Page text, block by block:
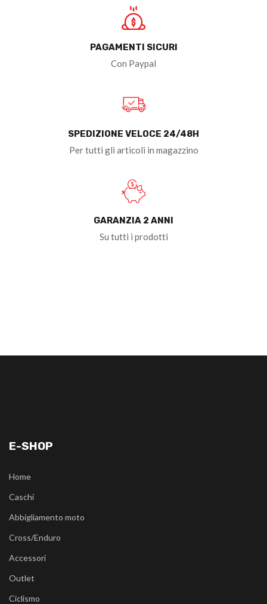
PAGAMENTI SICURI
Con Paypal
SPEDIZIONE VELOCE 24/48H
Per tutti gli articoli in magazzino
GARANZIA 2 ANNI
Su tutti i prodotti
E-SHOP
Home
Caschi
Abbigliamento moto
Cross/Enduro
Accessori
Outlet
Ciclismo